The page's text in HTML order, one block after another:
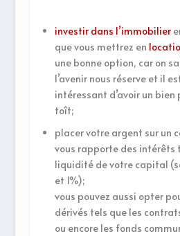
investir dans l’immobilier
que vous mettrez en
une bonne option, car on
l’avenir nous réserve et il
intéressant d’avoir un bien
toît;
placer votre argent sur un
vous rapporte des intérêts
liquidité de votre capital
et 1%);
vous pouvez aussi opter
dérivés tels que les
ou encore les fonds